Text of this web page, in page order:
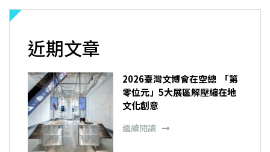
近期文章
2026臺灣文博會在空總 「第
零位元」5大展區解壓縮在地
文化創意
繼續閱讀